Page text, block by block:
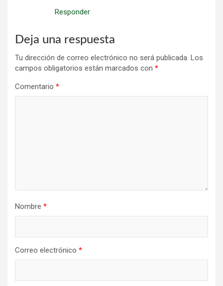
Responder
Deja una respuesta
Tu dirección de correo electrónico no será publicada. Los
campos obligatorios están marcados con *
Comentario *
Nombre *
Correo electrónico *